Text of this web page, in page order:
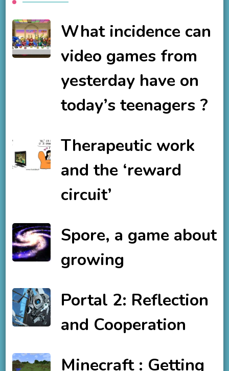
What incidence can
video games from
yesterday have on
today’s teenagers ?
Therapeutic work
and the ‘reward
circuit’
Spore, a game about
growing
Portal 2: Reflection
and Cooperation
Minecraft : Getting